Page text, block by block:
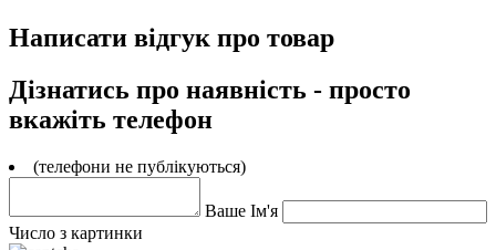
Написати відгук про товар
Дізнатись про наявність - просто
вкажіть телефон
(телефони не публікуються)
Ваше Ім'я
Число з картинки